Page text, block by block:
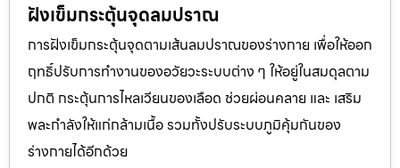
ฝังเข็มกระตุ้นจุดลมปราณ
การฝังเข็มกระตุ้นจุดตามเส้นลมปราณของร่างกาย เพื่อให้ออก
ฤทธิ์ปรับการทำงานของอวัยวะระบบต่าง ๆ ให้อยู่ในสมดุลตาม
ปกติ กระตุ้นการไหลเวียนของเลือด ช่วยผ่อนคลาย และ เสริม
พละกำลังให้แก่กล้ามเนื้อ รวมทั้งปรับระบบภูมิคุ้มกันของ
ร่างกายได้อีกด้วย